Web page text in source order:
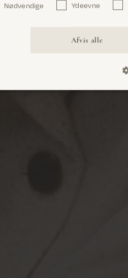
Nødvendige Ydeevne
Afvis alle